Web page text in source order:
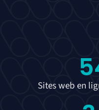
Sites web en